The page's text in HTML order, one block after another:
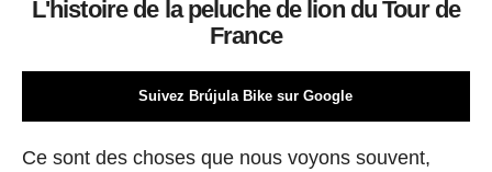
L'histoire de la peluche de lion du Tour de
France
Suivez Brújula Bike sur Google
Ce sont des choses que nous voyons souvent,